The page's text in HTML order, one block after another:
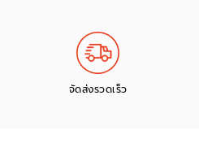
จัดส่งรวดเร็ว